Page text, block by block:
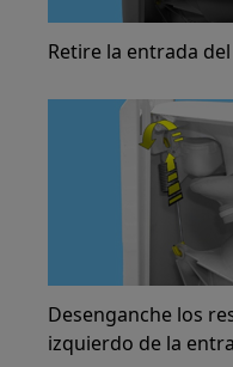
Retire la entrada
Desenganche los
izquierdo de la